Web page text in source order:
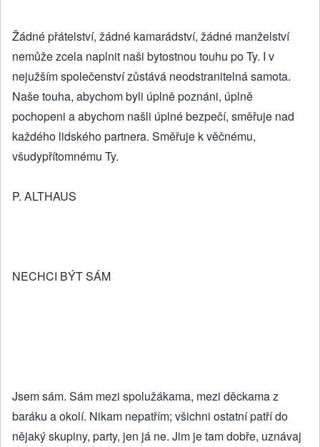
Žádné přátelství, žádné kamarádství, žádné manželství
nemůže zcela naplnit naši bytostnou touhu po Ty. I v
nejužším společenství zůstává neodstranitelná samota.
Naše touha, abychom byli úplně poznáni, úplně
pochopeni a abychom našli úplné bezpečí, směřuje nad
každého lidského partnera. Směřuje k věčnému,
všudypřítomnému Ty.
P. ALTHAUS
NECHCI BÝT SÁM
Jsem sám. Sám mezi spolužákama, mezi děckama z
baráku a okolí. Nikam nepatřím; všichni ostatní patří do
nějaký skupiny, party, jen já ne. Jim je tam dobře, uznávaj